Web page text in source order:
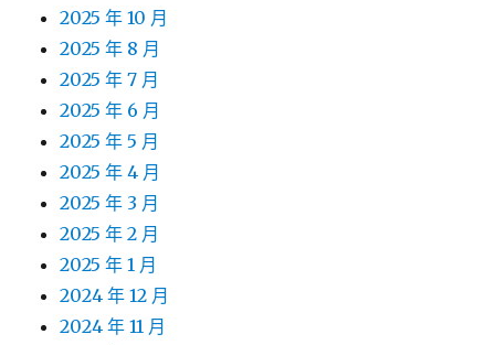
2025 年 10 月
2025 年 8 月
2025 年 7 月
2025 年 6 月
2025 年 5 月
2025 年 4 月
2025 年 3 月
2025 年 2 月
2025 年 1 月
2024 年 12 月
2024 年 11 月